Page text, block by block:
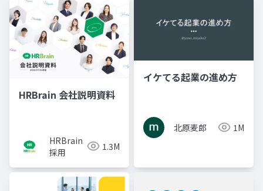
HRBrain 会社説明資料
HRBrain
採用
1.3M
イケてる起業の進め方
北原麦郎 1M